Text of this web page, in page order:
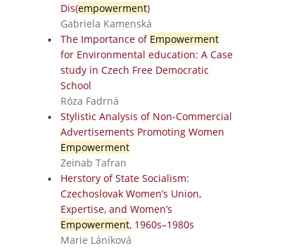
Dis(empowerment)
Gabriela Kamenská
The Importance of Empowerment
for Environmental education: A Case
study in Czech Free Democratic
School
Róza Fadrná
Stylistic Analysis of Non-Commercial
Advertisements Promoting Women
Empowerment
Zeinab Tafran
Herstory of State Socialism:
Czechoslovak Women’s Union,
Expertise, and Women’s
Empowerment, 1960s–1980s
Marie Láníková